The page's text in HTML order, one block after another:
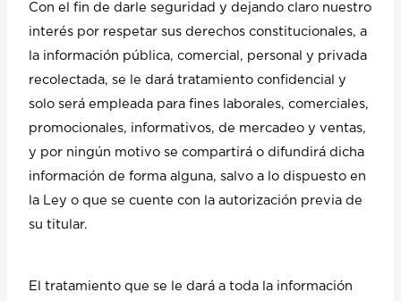
Con el fin de darle seguridad y dejando claro nuestro
interés por respetar sus derechos constitucionales, a
la información pública, comercial, personal y privada
recolectada, se le dará tratamiento confidencial y
solo será empleada para fines laborales, comerciales,
promocionales, informativos, de mercadeo y ventas,
y por ningún motivo se compartirá o difundirá dicha
información de forma alguna, salvo a lo dispuesto en
la Ley o que se cuente con la autorización previa de
su titular.
El tratamiento que se le dará a toda la información